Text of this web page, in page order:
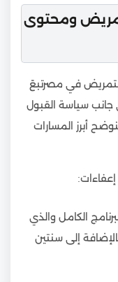
ومحتوى
في مصرتبعً
جانب سياسة القبول
أبرز المسارات
الكامل والذي
بالإضافة إلى سنتين